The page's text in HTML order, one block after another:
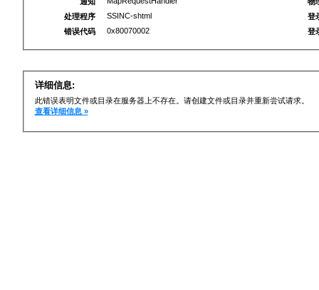
处理程序
SSINC-shtml
错误代码
0x80070002
登
登
详细信息:
此错误表明文件或目录在服务器上不存在。请创建文件或目录并重新尝试请求。
查看详细信息 »